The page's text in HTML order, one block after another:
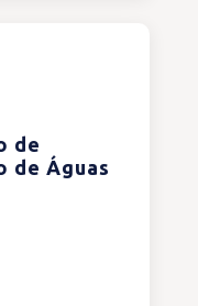
de
de Águas